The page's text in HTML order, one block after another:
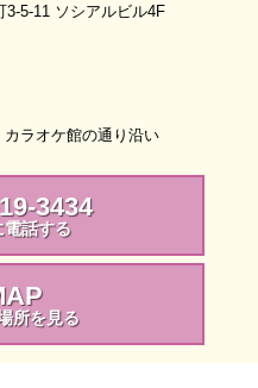
3-5-11 ソシアルビル4F
ラオケ館の通り沿い
3434
電話する
所を見る